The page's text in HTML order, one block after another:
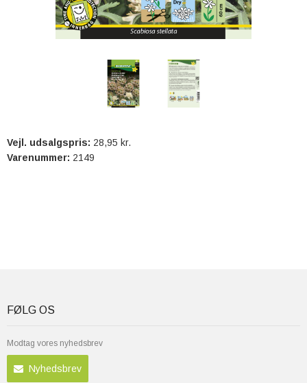
Vejl. udsalgspris: 28,95 kr.
Varenummer: 2149
FØLG OS
Modtag vores nyhedsbrev
Nyhedsbrev